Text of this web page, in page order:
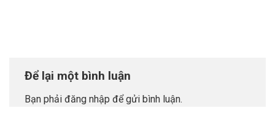
Để lại một bình luận
Bạn phải đăng nhập để gửi bình luận.